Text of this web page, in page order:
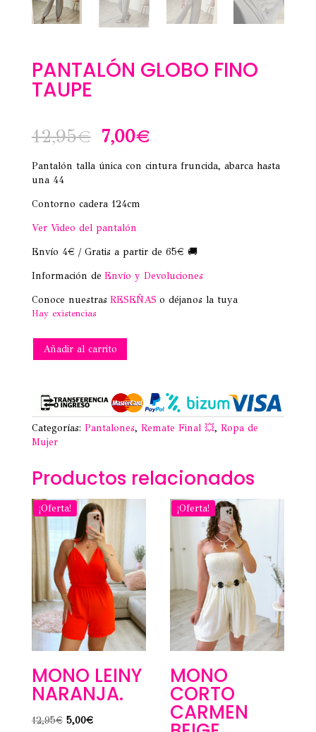
PANTALÓN GLOBO FINO
TAUPE
12,95€ El
precio
era:
7,00€El
precio
Pantalón talla única con cintura fruncida, abarca hasta
una 44
Contorno cadera 124cm
Ver Video del pantalón
Envío 4€ / Gratis a partir de 65€ 🚚
Información de Envío y Devoluciones
Conoce nuestras RESEÑAS o déjanos la tuya
Hay existencias
PANTALÓN
cantidad
Añadir al carrito
Categorías: Pantalones, Remate Final 💥, Ropa de
Mujer
Productos relacionados
¡Oferta!
MONO LEINY
NARANJA.
12,95€ El
5,00€El
¡Oferta!
MONO
CORTO
CARMEN